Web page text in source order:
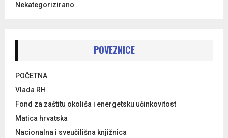
Nekategorizirano
POVEZNICE
POČETNA
Vlada RH
Fond za zaštitu okoliša i energetsku učinkovitost
Matica hrvatska
Nacionalna i sveučilišna knjižnica